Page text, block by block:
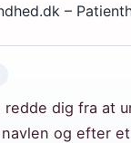
–
dig fra at
og efter